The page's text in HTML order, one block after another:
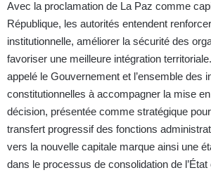
Avec la proclamation de La Paz comme
République, les autorités entendent
institutionnelle, améliorer la sécurité des
favoriser une meilleure intégration
appelé le Gouvernement et l’ensemble des
constitutionnelles à accompagner la mise
décision, présentée comme stratégique
transfert progressif des fonctions
vers la nouvelle capitale marque ainsi une
dans le processus de consolidation de